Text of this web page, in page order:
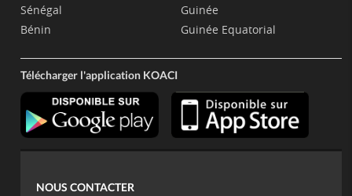
Sénégal
Bénin
Guinée
Guinée Equatorial
Télécharger l'application KOACI
NOUS CONTACTER